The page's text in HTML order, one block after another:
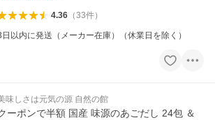
4.36（33件）
日以内に発送（メーカー在庫）（休業日を除く）
味しさは元気の源 自然の館
ーポンで半額 国産 味源のあごだし 24包 ＆